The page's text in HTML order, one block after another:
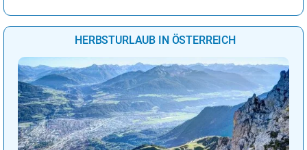
HERBSTURLAUB IN ÖSTERREICH